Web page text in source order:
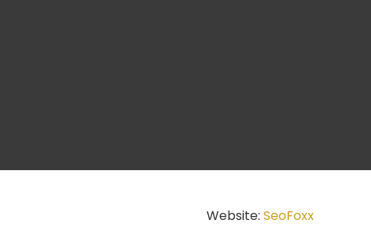
Website: SeoFoxx